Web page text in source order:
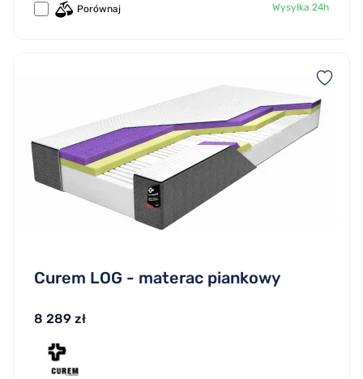
Porównaj Wysyłka 24h
Curem LOG - materac piankowy
8 289 zł